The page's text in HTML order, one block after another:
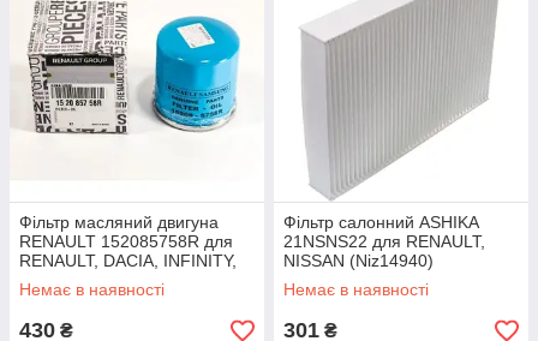
Фільтр масляний двигуна
RENAULT 152085758R для
RENAULT, DACIA, INFINITY,
NISSAN (Niz14938)
Немає в наявності
430 ₴
Фільтр салонний ASHIKA
21NSNS22 для RENAULT,
NISSAN (Niz14940)
Немає в наявності
301 ₴